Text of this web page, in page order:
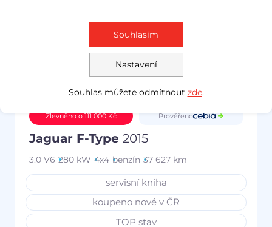
Zlevněno o 111 000 Kč Prověřeno
Jaguar F-Type 2015
3.0 V6 280 kW 4x4 benzín 37 627 km
servisní kniha
koupeno nové v ČR
TOP stav
Nastavení
Souhlasím
Souhlas můžete odmítnout zde.